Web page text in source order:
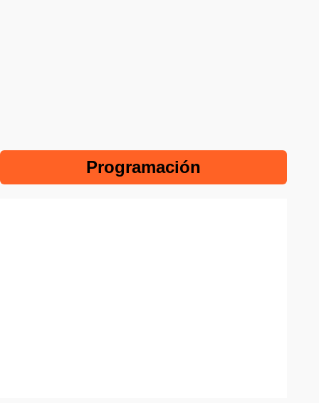
Programación